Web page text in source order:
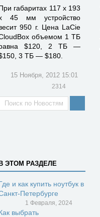
габаритах 117 x 193
45 мм устройство
950 г. Цена LaCie
объемом 1 ТБ
$120, 2 ТБ —
3 ТБ — $180.
15 Ноября, 2012 15:01
2314
ЭТОМ РАЗДЕЛЕ
и как купить ноутбук в
Петербурге
1 Февраля, 2024
выбрать